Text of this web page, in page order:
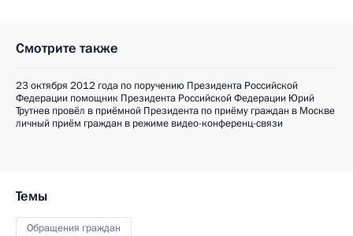
Смотрите также
23 октября 2012 года по поручению Президента Российской
Федерации помощник Президента Российской Федерации Юрий
Трутнев провёл в приёмной Президента по приёму граждан в Москве
личный приём граждан в режиме видео-конференц-связи
Темы
Обращения граждан